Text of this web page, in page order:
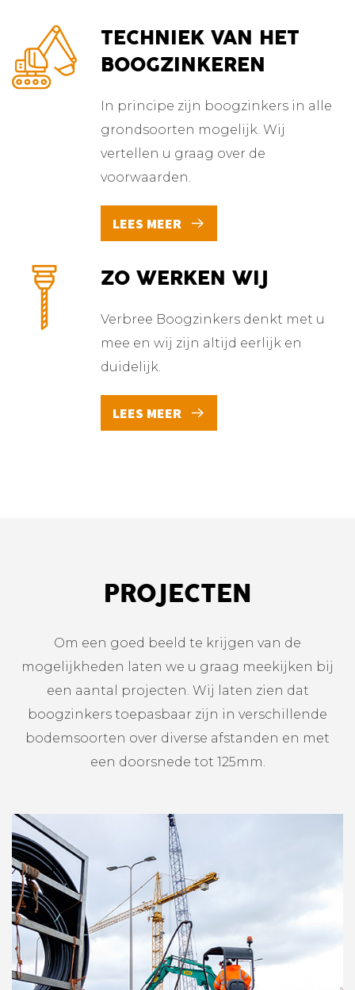
TECHNIEK VAN HET
BOOGZINKEREN
In principe zijn boogzinkers in alle
grondsoorten mogelijk. Wij
vertellen u graag over de
voorwaarden.
LEES MEER
ZO WERKEN WIJ
Verbree Boogzinkers denkt met u
mee en wij zijn altijd eerlijk en
duidelijk.
LEES MEER
PROJECTEN
Om een goed beeld te krijgen van de
mogelijkheden laten we u graag meekijken bij
een aantal projecten. Wij laten zien dat
boogzinkers toepasbaar zijn in verschillende
bodemsoorten over diverse afstanden en met
een doorsnede tot 125mm.